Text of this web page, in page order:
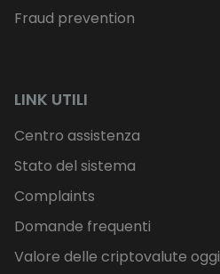
Fraud prevention
LINK UTILI
Centro assistenza
Stato del sistema
Complaints
Domande frequenti
Valore delle criptovalute oggi